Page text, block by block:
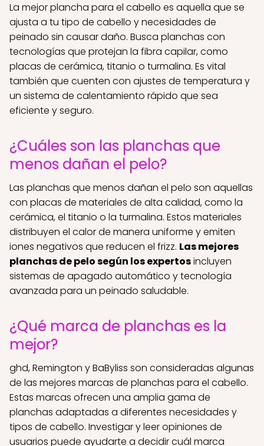
La mejor plancha para el cabello es aquella que se
ajusta a tu tipo de cabello y necesidades de
peinado sin causar daño. Busca planchas con
tecnologías que protejan la fibra capilar, como
placas de cerámica, titanio o turmalina. Es vital
también que cuenten con ajustes de temperatura y
un sistema de calentamiento rápido que sea
eficiente y seguro.
¿Cuáles son las planchas que
menos dañan el pelo?
Las planchas que menos dañan el pelo son aquellas
con placas de materiales de alta calidad, como la
cerámica, el titanio o la turmalina. Estos materiales
distribuyen el calor de manera uniforme y emiten
iones negativos que reducen el frizz. Las mejores
planchas de pelo según los expertosincluyen
sistemas de apagado automático y tecnología
avanzada para un peinado saludable.
¿Qué marca de planchas es la
mejor?
ghd, Remington y BaByliss son consideradas algunas
de las mejores marcas de planchas para el cabello.
Estas marcas ofrecen una amplia gama de
planchas adaptadas a diferentes necesidades y
tipos de cabello. Investigar y leer opiniones de
usuarios puede ayudarte a decidir cuál marca